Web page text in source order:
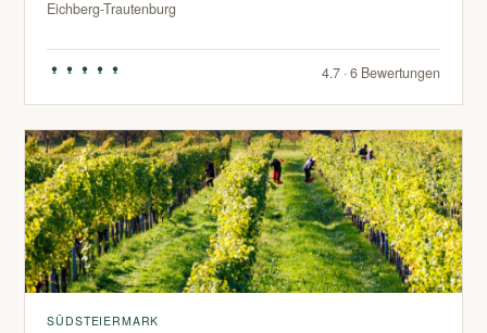
Eichberg-Trautenburg
4.7 · 6 Bewertungen
SÜDSTEIERMARK